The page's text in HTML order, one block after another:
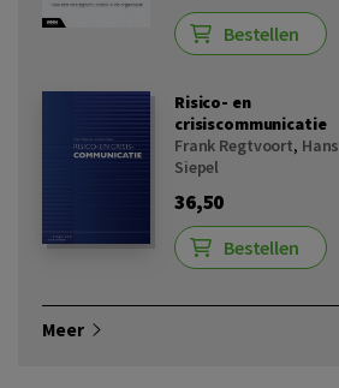
Bestellen
Risico- en
crisiscommunicatie
Frank Regtvoort, Hans
Siepel
36,50
Bestellen
Meer